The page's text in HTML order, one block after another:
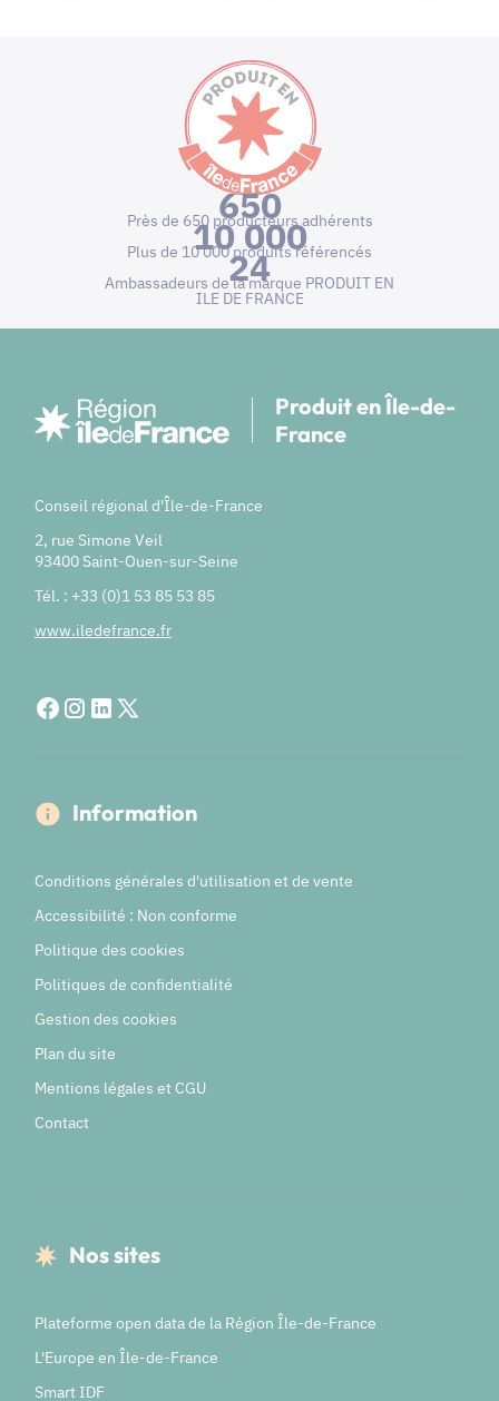
650
Près de 650 producteurs adhérents
10 000
Plus de 10 000 produits référencés
24
Ambassadeurs de la marque PRODUIT EN
ILE DE FRANCE
Produit en Île-de-
France
Conseil régional d'Île-de-France
2, rue Simone Veil
93400 Saint-Ouen-sur-Seine
Tél. : +33 (0)1 53 85 53 85
www.iledefrance.fr
Information
Conditions générales d'utilisation et de vente
Accessibilité : Non conforme
Politique des cookies
Politiques de confidentialité
Gestion des cookies
Plan du site
Mentions légales et CGU
Contact
Nos sites
Plateforme open data de la Région Île-de-France
L'Europe en Île-de-France
Smart IDF